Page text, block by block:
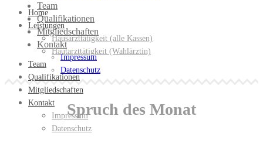
Team
Qualifikationen
Mitgliedschaften
Kontakt
Impressum
Datenschutz
Home
Leistungen
Hausarzttätigkeit (alle Kassen)
Hautarzttätigkeit (Wahlärztin)
Team
Qualifikationen
Mitgliedschaften
Kontakt
Impressum
Datenschutz
Spruch des Monat